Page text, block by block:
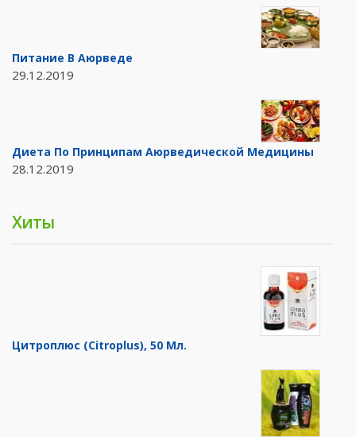
Питание В Аюрведе
29.12.2019
Диета По Принципам Аюрведической Медицины
28.12.2019
Хиты
Цитроплюс (Citroplus), 50 Мл.